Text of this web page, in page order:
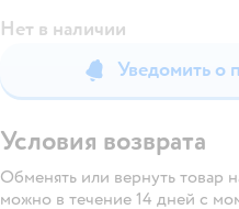
Нет в наличии
Уведомить о
Условия возврата
Обменять или вернуть товар
можно в течение 14 дней с